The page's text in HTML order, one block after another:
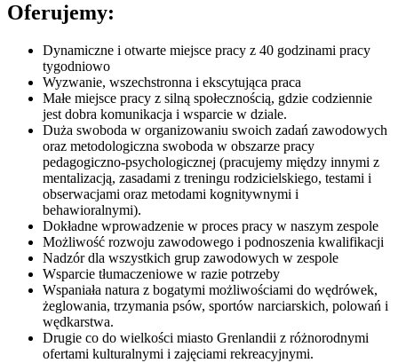
Oferujemy:
Dynamiczne i otwarte miejsce pracy z 40 godzinami pracy
tygodniowo
Wyzwanie, wszechstronna i ekscytująca praca
Małe miejsce pracy z silną społecznością, gdzie codziennie
jest dobra komunikacja i wsparcie w dziale.
Duża swoboda w organizowaniu swoich zadań zawodowych
oraz metodologiczna swoboda w obszarze pracy
pedagogiczno-psychologicznej (pracujemy między innymi z
mentalizacją, zasadami z treningu rodzicielskiego, testami i
obserwacjami oraz metodami kognitywnymi i
behawioralnymi).
Dokładne wprowadzenie w proces pracy w naszym zespole
Możliwość rozwoju zawodowego i podnoszenia kwalifikacji
Nadzór dla wszystkich grup zawodowych w zespole
Wsparcie tłumaczeniowe w razie potrzeby
Wspaniała natura z bogatymi możliwościami do wędrówek,
żeglowania, trzymania psów, sportów narciarskich, polowań i
wędkarstwa.
Drugie co do wielkości miasto Grenlandii z różnorodnymi
ofertami kulturalnymi i zajęciami rekreacyjnymi.